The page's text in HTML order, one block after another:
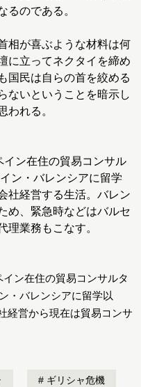
るのである。
相が喜ぶような材料は何
に立ってネクタイを締め
国民は自らの首を絞める
ないということを暗示し
われる。
イン在住の貿易コンサル
ン・バレンシアに留学
社経営する生活。バレン
め、緊急時などはバルセ
理業務もこなす。
ン在住の貿易コンサルタ
・バレンシアに留学以
経営から現在は貿易コンサ
ギリシャ危機